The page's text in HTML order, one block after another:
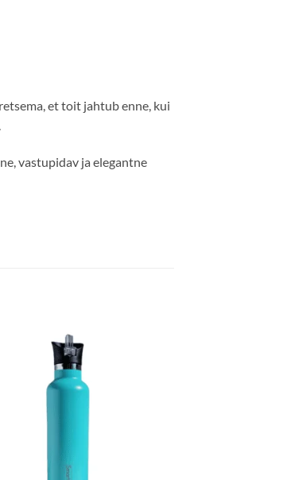
et toit jahtub enne, kui
vastupidav ja elegantne